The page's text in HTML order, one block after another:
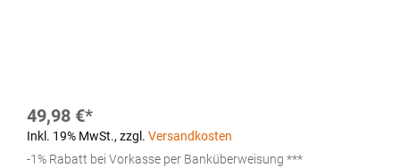
49,98 €
Inkl. 19% MwSt., zzgl. Versandkosten
-1% Rabatt bei Vorkasse per Banküberweisung ***